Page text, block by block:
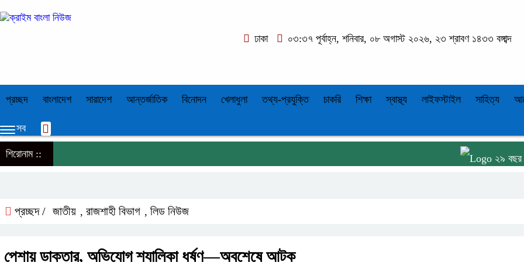
ঢাকা ০৩:৩৭ পূর্বাহ্ন, শনিবার, ০৮ অগাস্ট ২০২৬, ২৩ শ্রাবণ ১৪৩৩ বঙ্গাব্দ
প্রচ্ছদ বাংলাদেশ সারাদেশ আন্তর্জাতিক বিনোদন খেলাধুলা তথ্য-প্রযুক্তি চাকরি শিক্ষা স্বাস্থ্য লাইফস্টাইল সাহিত্য
সব
শিরোনাম :: ২৯ বছর ধরে
প্রচ্ছদ / জাতীয় , রাজশাহী বিভাগ , লিড নিউজ
পেশায় ডাক্তার, অভিযোগ শ্যালিকা ধর্ষণ—অবশেষে আটক